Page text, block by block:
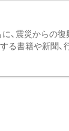
震災からの復
る書籍や新聞、